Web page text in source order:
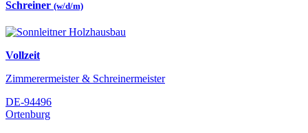
Schreiner (w/d/m)
Vollzeit
Zimmerermeister & Schreinermeister
DE-94496
Ortenburg